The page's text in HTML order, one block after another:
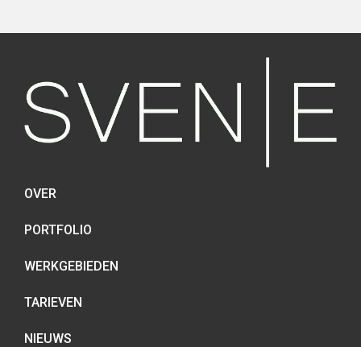
OVER
PORTFOLIO
WERKGEBIEDEN
TARIEVEN
NIEUWS